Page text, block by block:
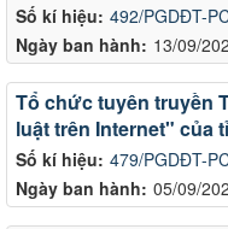
Số kí hiệu: 492/PGDĐT-
Ngày ban hành: 13/09/
Số kí hiệu: 479/PGDĐT-
Ngày ban hành: 05/09/
Tổ chức tuyên truyền
luật trên Internet" của